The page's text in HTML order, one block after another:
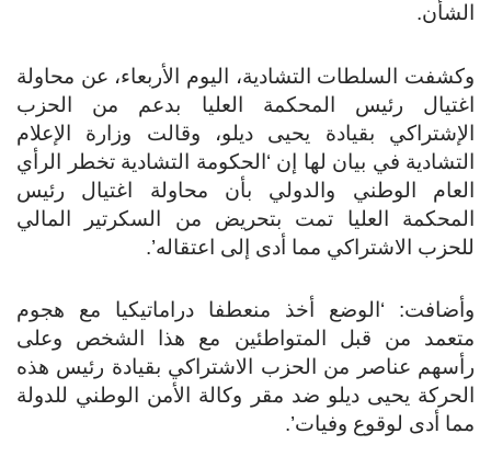
الشأن.
وكشفت السلطات التشادية، اليوم الأربعاء، عن محاولة
اغتيال رئيس المحكمة العليا بدعم من الحزب
الإشتراكي بقيادة يحيى ديلو، وقالت وزارة الإعلام
التشادية في بيان لها إن ‘الحكومة التشادية تخطر الرأي
العام الوطني والدولي بأن محاولة اغتيال رئيس
المحكمة العليا تمت بتحريض من السكرتير المالي
للحزب الاشتراكي مما أدى إلى اعتقاله’.
وأضافت: ‘الوضع أخذ منعطفا دراماتيكيا مع هجوم
متعمد من قبل المتواطئين مع هذا الشخص وعلى
رأسهم عناصر من الحزب الاشتراكي بقيادة رئيس هذه
الحركة يحيى ديلو ضد مقر وكالة الأمن الوطني للدولة
مما أدى لوقوع وفيات’.